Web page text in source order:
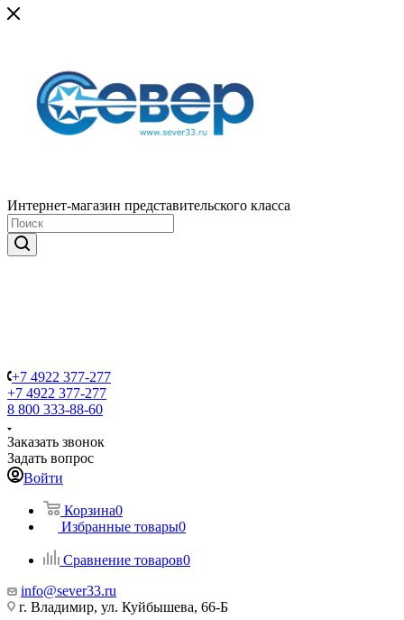
Интернет-магазин представительского класса
+7 4922 377-277
+7 4922 377-277
8 800 333-88-60
Заказать звонок
Задать вопрос
Войти
Корзина0
Избранные товары0
Сравнение товаров0
info@sever33.ru
г. Владимир, ул. Куйбышева, 66-Б